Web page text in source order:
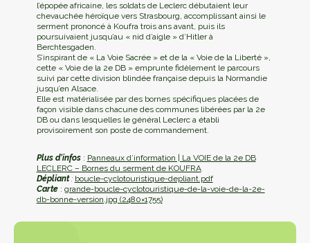
l’épopée africaine, les soldats de Leclerc débutaient leur
chevauchée héroïque vers Strasbourg, accomplissant ainsi le
serment prononcé à Koufra trois ans avant, puis ils
poursuivaient jusqu’au « nid d’aigle » d’Hitler à
Berchtesgaden.
S’inspirant de « La Voie Sacrée » et de la « Voie de la Liberté »,
cette « Voie de la 2e DB » emprunte fidèlement le parcours
suivi par cette division blindée française depuis la Normandie
jusqu’en Alsace.
Elle est matérialisée par des bornes spécifiques placées de
façon visible dans chacune des communes libérées par la 2e
DB ou dans lesquelles le général Leclerc a établi
provisoirement son poste de commandement.
Plus d’infos: Panneaux d’information | La VOIE de la 2e DB
LECLERC – Bornes du serment de KOUFRA
Dépliant: boucle-cyclotouristique-depliant.pdf
Carte : grande-boucle-cyclotouristique-de-la-voie-de-la-2e-
db-bonne-version.jpg (2480×1755)